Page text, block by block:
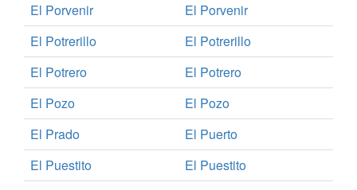
El Porvenir
El Porvenir
El Potrerillo
El Potrerillo
El Potrero
El Potrero
El Pozo
El Pozo
El Prado
El Puerto
El Puestito
El Puestito